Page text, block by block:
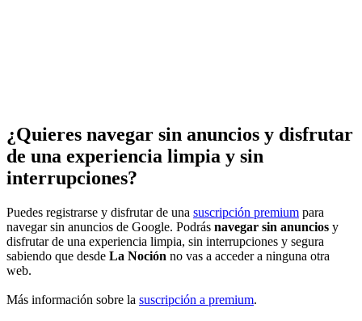
¿Quieres navegar sin anuncios y disfrutar
de una experiencia limpia y sin
interrupciones?
Puedes registrarse y disfrutar de una suscripción premium para
navegar sin anuncios de Google. Podrás navegar sin anuncios y
disfrutar de una experiencia limpia, sin interrupciones y segura
sabiendo que desde La Noción no vas a acceder a ninguna otra
web.
Más información sobre la suscripción a premium.